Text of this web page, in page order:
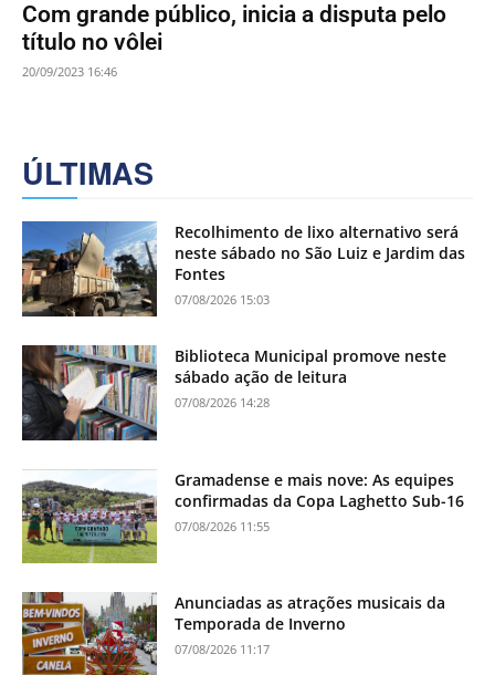
Com grande público, inicia a disputa pelo
título no vôlei
20/09/2023 16:46
ÚLTIMAS
Recolhimento de lixo alternativo será
neste sábado no São Luiz e Jardim das
Fontes
07/08/2026 15:03
Biblioteca Municipal promove neste
sábado ação de leitura
07/08/2026 14:28
Gramadense e mais nove: As equipes
confirmadas da Copa Laghetto Sub-16
07/08/2026 11:55
Anunciadas as atrações musicais da
Temporada de Inverno
07/08/2026 11:17